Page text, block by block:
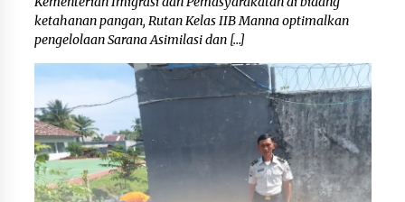
ketahanan pangan, Rutan Kelas IIB Manna optimalkan
pengelolaan Sarana Asimilasi dan […]